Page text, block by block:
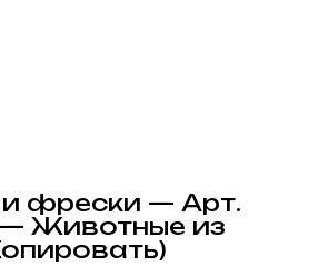
фрески — Арт.
Животные из